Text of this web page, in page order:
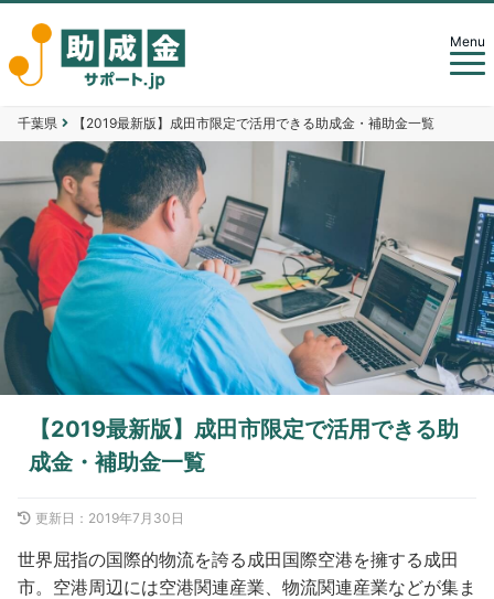
Menu
千葉県 【2019最新版】成田市限定で活用できる助成金・補助金一覧
【2019最新版】成田市限定で活用できる助
成金・補助金一覧
更新日： 2019年7月30日
世界屈指の国際的物流を誇る成田国際空港を擁する成田
市。空港周辺には空港関連産業、物流関連産業などが集ま